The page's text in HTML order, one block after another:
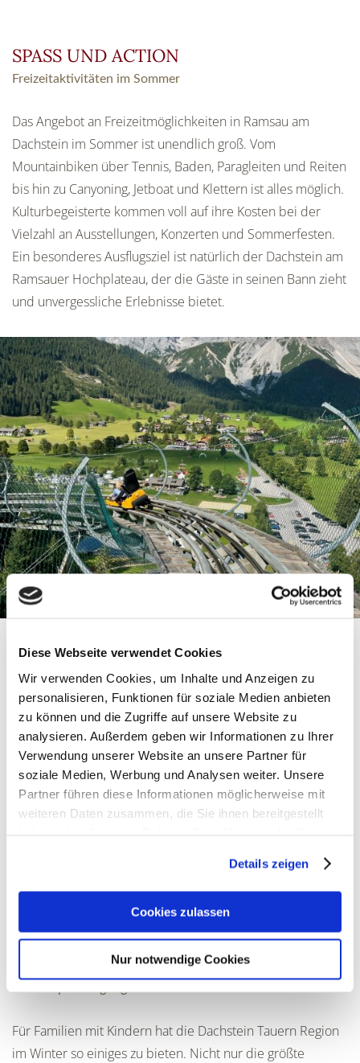
Diese Webseite verwendet Cookies
Wir verwenden Cookies, um Inhalte und Anzeigen zu
personalisieren, Funktionen für soziale Medien anbieten
zu können und die Zugriffe auf unsere Website zu
analysieren. Außerdem geben wir Informationen zu Ihrer
Verwendung unserer Website an unsere Partner für
soziale Medien, Werbung und Analysen weiter. Unsere
Partner führen diese Informationen möglicherweise mit
weiteren Daten zusammen, die Sie ihnen bereitgestellt
Details zeigen
Cookies zulassen
Nur notwendige Cookies
SPASS UND ACTION
Freizeitaktivitäten im Sommer
Das Angebot an Freizeitmöglichkeiten in Ramsau am
Dachstein im Sommer ist unendlich groß. Vom
Mountainbiken über Tennis, Baden, Paragleiten und Reiten
bis hin zu Canyoning, Jetboat und Klettern ist alles möglich.
Kulturbegeisterte kommen voll auf ihre Kosten bei der
Vielzahl an Ausstellungen, Konzerten und Sommerfesten.
Ein besonderes Ausflugsziel ist natürlich der Dachstein am
Ramsauer Hochplateau, der die Gäste in seinen Bann zieht
und unvergessliche Erlebnisse bietet.
FAMILIENURLAUB IM WINTER
Für Familien mit Kindern hat die Dachstein Tauern Region
im Winter so einiges zu bieten. Nicht nur die größte